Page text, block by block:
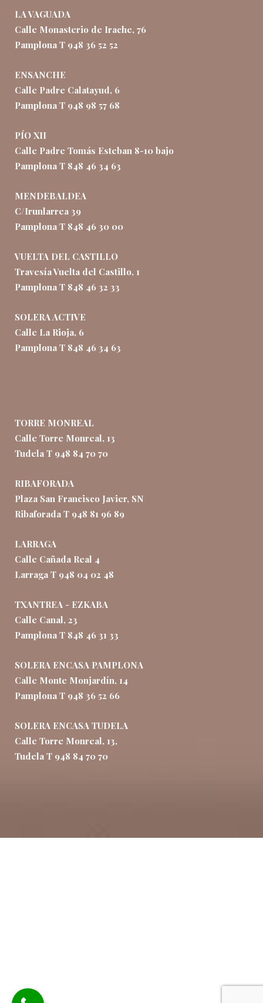
LA VAGUADA
Calle Monasterio de Irache, 76
Pamplona T 948 36 52 52
ENSANCHE
Calle Padre Calatayud, 6
Pamplona T 948 98 57 68
PÍO XII
Calle Padre Tomás Esteban 8-10 bajo
Pamplona T 848 46 34 63
MENDEBALDEA
C/Irunlarrea 39
Pamplona T 848 46 30 00
VUELTA DEL CASTILLO
Travesía Vuelta del Castillo, 1
Pamplona T 848 46 32 33
SOLERA ACTIVE
Calle La Rioja, 6
Pamplona T 848 46 34 63
TORRE MONREAL
Calle Torre Monreal, 13
Tudela T 948 84 70 70
RIBAFORADA
Plaza San Francisco Javier, SN
Ribaforada T 948 81 96 89
LARRAGA
Calle Cañada Real 4
Larraga T 948 04 02 48
TXANTREA - EZKABA
Calle Canal, 23
Pamplona T 848 46 31 33
SOLERA ENCASA PAMPLONA
Calle Monte Monjardín, 14
Pamplona T 948 36 52 66
SOLERA ENCASA TUDELA
Calle Torre Monreal, 13,
Tudela T 948 84 70 70